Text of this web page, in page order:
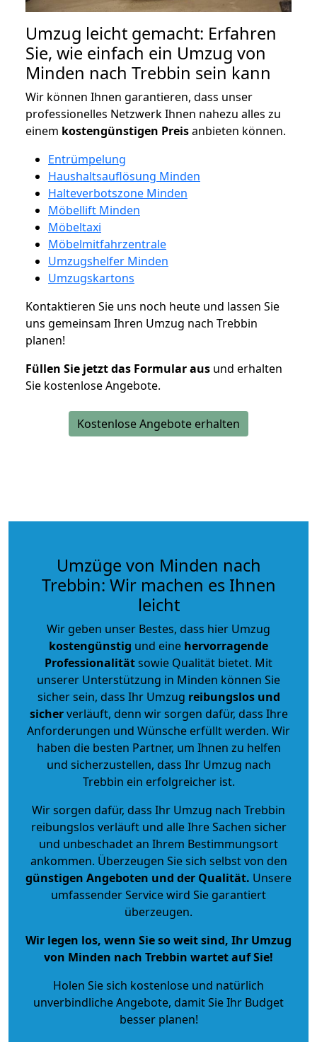
Umzug leicht gemacht: Erfahren
Sie, wie einfach ein Umzug von
Minden nach Trebbin sein kann
Wir können Ihnen garantieren, dass unser
professionelles Netzwerk Ihnen nahezu alles zu
einem kostengünstigen Preisanbieten können.
Entrümpelung
Haushaltsauflösung Minden
Halteverbotszone Minden
Möbellift Minden
Möbeltaxi
Möbelmitfahrzentrale
Umzugshelfer Minden
Umzugskartons
Kontaktieren Sie uns noch heute und lassen Sie
uns gemeinsam Ihren Umzug nach Trebbin
planen!
Füllen Sie jetzt das Formular aus und erhalten
Sie kostenlose Angebote.
Kostenlose Angebote erhalten
Umzüge von Minden nach
Trebbin: Wir machen es Ihnen
leicht
Wir geben unser Bestes, dass hier Umzug
kostengünstig und eine hervorragende
Professionalitätsowie Qualität bietet. Mit
unserer Unterstützung in Minden können Sie
sicher sein, dass Ihr Umzug reibungslos und
sicherverläuft, denn wir sorgen dafür, dass Ihre
Anforderungen und Wünsche erfüllt werden. Wir
haben die besten Partner, um Ihnen zu helfen
und sicherzustellen, dass Ihr Umzug nach
Trebbin ein erfolgreicher ist.
Wir sorgen dafür, dass Ihr Umzug nach Trebbin
reibungslos verläuft und alle Ihre Sachen sicher
und unbeschadet an Ihrem Bestimmungsort
ankommen. Überzeugen Sie sich selbst von den
günstigen Angeboten und der Qualität. Unsere
umfassender Service wird Sie garantiert
überzeugen.
Wir legen los, wenn Sie so weit sind, Ihr Umzug
von Minden nach Trebbin wartet auf Sie!
Holen Sie sich kostenlose und natürlich
unverbindliche Angebote, damit Sie Ihr Budget
besser planen!